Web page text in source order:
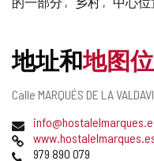
地址和地图
邮
地
址
Calle MARQUÉS DE LA
电
子
邮
网
页
电
979 890 079